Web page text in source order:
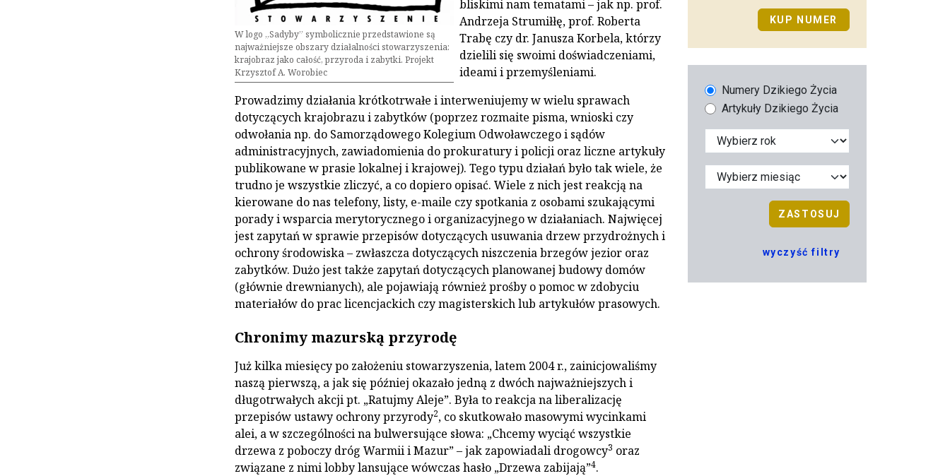
W logo „Sadyby” symbolicznie przedstawione są
najważniejsze obszary działalności stowarzyszenia:
krajobraz jako całość, przyroda i zabytki. Projekt
Krzysztof A. Worobiec
bliskimi nam tematami – jak np. prof.
Andrzeja Strumiłłę, prof. Roberta
Trabę czy dr. Janusza Korbela, którzy
dzielili się swoimi doświadczeniami,
ideami i przemyśleniami.
Prowadzimy działania krótkotrwałe i interweniujemy w wielu sprawach
dotyczących krajobrazu i zabytków (poprzez rozmaite pisma, wnioski czy
odwołania np. do Samorządowego Kolegium Odwoławczego i sądów
administracyjnych, zawiadomienia do prokuratury i policji oraz liczne artykuły
publikowane w prasie lokalnej i krajowej). Tego typu działań było tak wiele, że
trudno je wszystkie zliczyć, a co dopiero opisać. Wiele z nich jest reakcją na
kierowane do nas telefony, listy, e-maile czy spotkania z osobami szukającymi
porady i wsparcia merytorycznego i organizacyjnego w działaniach. Najwięcej
jest zapytań w sprawie przepisów dotyczących usuwania drzew przydrożnych i
ochrony środowiska – zwłaszcza dotyczących niszczenia brzegów jezior oraz
zabytków. Dużo jest także zapytań dotyczących planowanej budowy domów
(głównie drewnianych), ale pojawiają również prośby o pomoc w zdobyciu
materiałów do prac licencjackich czy magisterskich lub artykułów prasowych.
Chronimy mazurską przyrodę
Już kilka miesięcy po założeniu stowarzyszenia, latem 2004 r., zainicjowaliśmy
naszą pierwszą, a jak się później okazało jedną z dwóch najważniejszych i
długotrwałych akcji pt. „Ratujmy Aleje”. Była to reakcja na liberalizację
przepisów ustawy ochrony przyrody2, co skutkowało masowymi wycinkami
alei, a w szczególności na bulwersujące słowa: „Chcemy wyciąć wszystkie
drzewa z poboczy dróg Warmii i Mazur” – jak zapowiadali drogowcy3 oraz
związane z nimi lobby lansujące wówczas hasło „Drzewa zabijają”4.
KUP NUMER
Numery Dzikiego Życia
Artykuły Dzikiego Życia
ZASTOSUJ
wyczyść filtry